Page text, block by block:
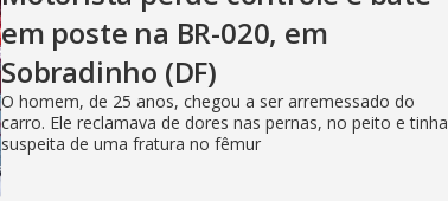
em poste na BR-020, em
Sobradinho (DF)
O homem, de 25 anos, chegou a ser arremessado do
carro. Ele reclamava de dores nas pernas, no peito e tinha
suspeita de uma fratura no fêmur